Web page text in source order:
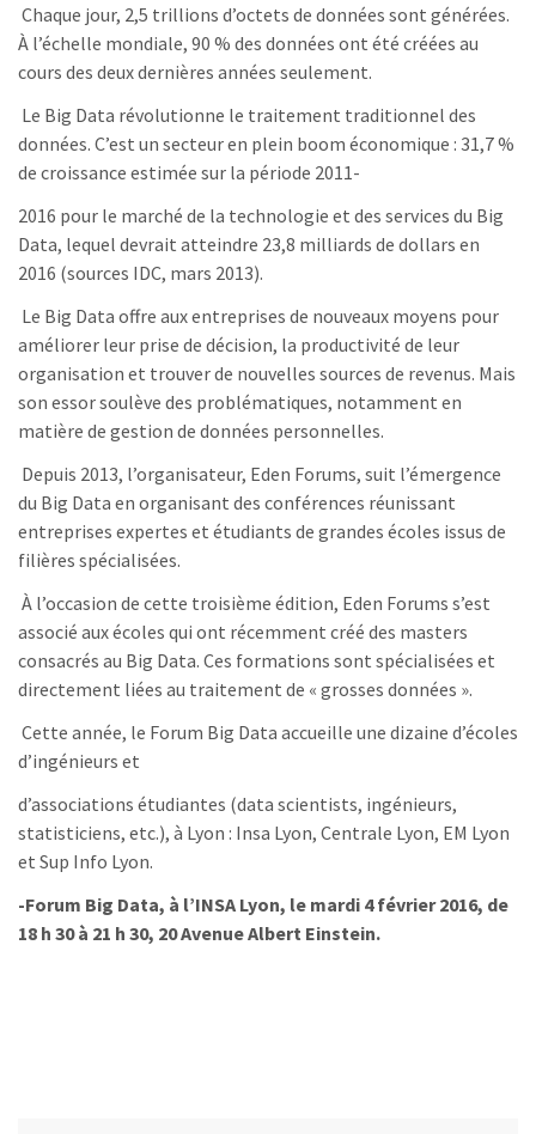
Chaque jour, 2,5 trillions d’octets de données sont générées.
À l’échelle mondiale, 90 % des données ont été créées au
cours des deux dernières années seulement.
Le Big Data révolutionne le traitement traditionnel des
données. C’est un secteur en plein boom économique : 31,7 %
de croissance estimée sur la période 2011-
2016 pour le marché de la technologie et des services du Big
Data, lequel devrait atteindre 23,8 milliards de dollars en
2016 (sources IDC, mars 2013).
Le Big Data offre aux entreprises de nouveaux moyens pour
améliorer leur prise de décision, la productivité de leur
organisation et trouver de nouvelles sources de revenus. Mais
son essor soulève des problématiques, notamment en
matière de gestion de données personnelles.
Depuis 2013, l’organisateur, Eden Forums, suit l’émergence
du Big Data en organisant des conférences réunissant
entreprises expertes et étudiants de grandes écoles issus de
filières spécialisées.
À l’occasion de cette troisième édition, Eden Forums s’est
associé aux écoles qui ont récemment créé des masters
consacrés au Big Data. Ces formations sont spécialisées et
directement liées au traitement de « grosses données ».
Cette année, le Forum Big Data accueille une dizaine d’écoles
d’ingénieurs et
d’associations étudiantes (data scientists, ingénieurs,
statisticiens, etc.), à Lyon : Insa Lyon, Centrale Lyon, EM Lyon
et Sup Info Lyon.
-Forum Big Data, à l’INSA Lyon, le mardi 4 février 2016, de
18 h 30 à 21 h 30, 20 Avenue Albert Einstein.